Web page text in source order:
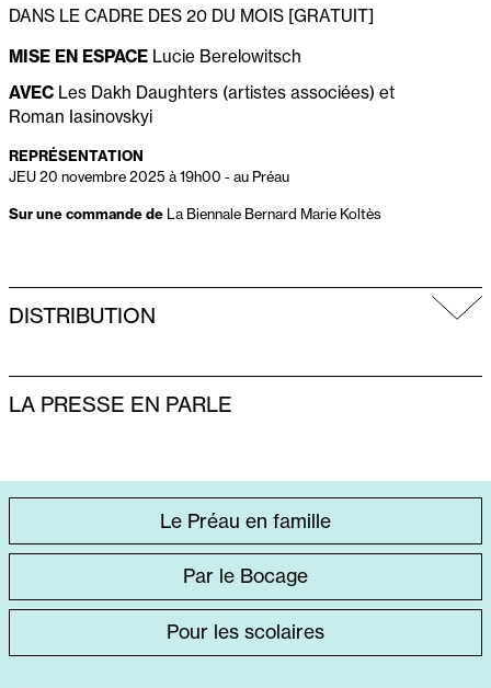
DANS LE CADRE DES 20 DU MOIS [GRATUIT]
MISE EN ESPACE Lucie Berelowitsch
AVECLes Dakh Daughters (artistes associées) et
Roman Iasinovskyi
REPRÉSENTATION
JEU 20 novembre 2025 à 19h00 - au Préau
Sur une commande deLa Biennale Bernard Marie Koltès
DISTRIBUTION
LA PRESSE EN PARLE
DIRECT
Le Préau en famille
Par le Bocage
Pour les scolaires